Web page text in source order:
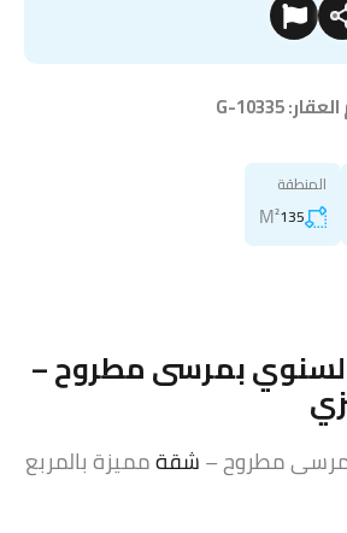
G-10335
المنطقة
135
M²
السنوي بمرسى مطروح –
مطروح –شقةمميزة بالمربع